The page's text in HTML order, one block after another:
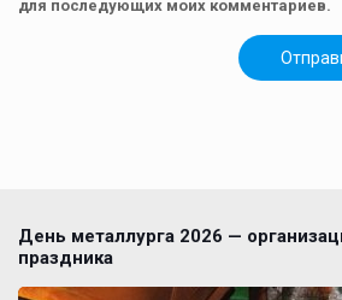
для последующих моих комментариев.
День металлурга 2026 —
праздника